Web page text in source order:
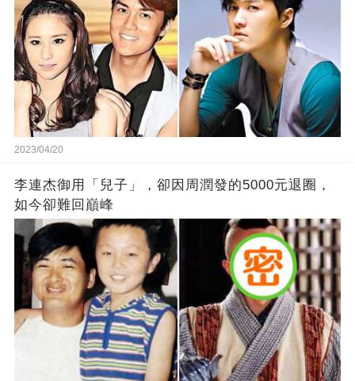
2023/04/20
李連杰御用「兒子」，卻因周潤發的5000元退圈，
如今卻難回巔峰